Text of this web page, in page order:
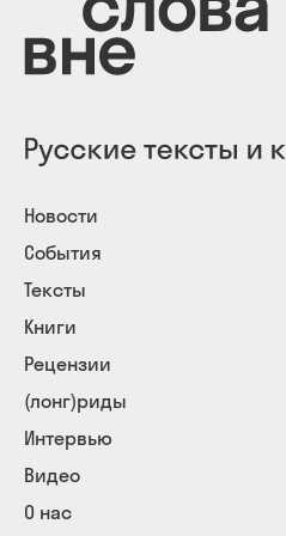
Новости
События
Тексты
Книги
Рецензии
(лонг)риды
Интервью
Видео
О нас